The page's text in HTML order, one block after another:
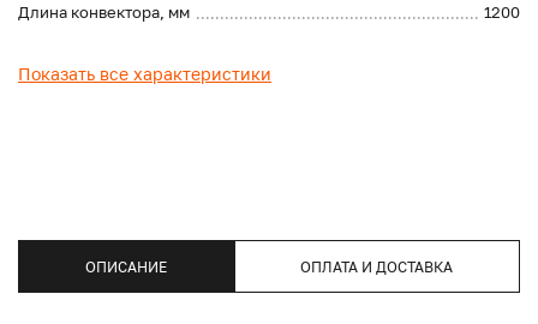
Длина конвектора, мм
1200
Показать все характеристики
ОПИСАНИЕ ОПЛАТА И ДОСТАВКА